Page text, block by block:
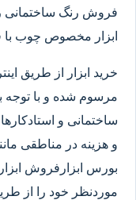
فروش رنگ ساختمانی
ابزار مخصوص چوب
خرید ابزار از طریق
مرسوم شده و با توجه
ساختمانی و
و هزینه در مناطقی
بورس ابزارفروش
موردنظر خود را از